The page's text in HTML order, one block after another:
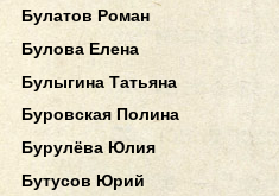
Булатов Роман
Булова Елена
Булыгина Татьяна
Буровская Полина
Бурулёва Юлия
Бутусов Юрий